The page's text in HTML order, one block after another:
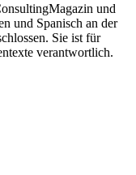
und
und Spanisch an der
Sie ist für
verantwortlich.